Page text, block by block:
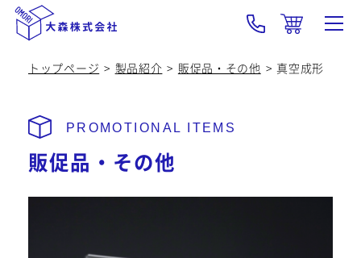
製品紹介
OEM
トップページ 製品紹介 販促品・その他 真空成形
販促品・その他